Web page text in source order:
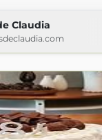
Claudia